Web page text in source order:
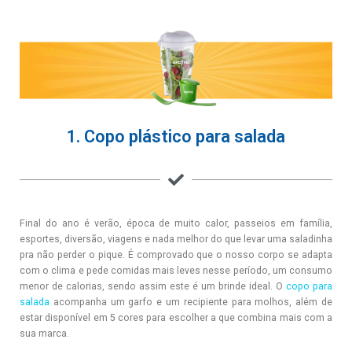
1. Copo plástico para salada
Final do ano é verão, época de muito calor, passeios em família,
esportes, diversão, viagens e nada melhor do que levar uma saladinha
pra não perder o pique. É comprovado que o nosso corpo se adapta
com o clima e pede comidas mais leves nesse período, um consumo
menor de calorias, sendo assim este é um brinde ideal. O copo para
salada acompanha um garfo e um recipiente para molhos, além de
estar disponível em 5 cores para escolher a que combina mais com a
sua marca.